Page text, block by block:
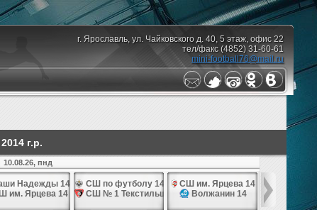
г. Ярославль, ул. Чайковского д. 40, 5 этаж, офис 22
тел/факс (4852) 31-60-61
mini-football76@mail.ru
г.р.
10.08.26, пнд
Надежды 14
им. Ярцева 14
СШ по футболу 14
СШ № 1 Текстильщик 14
СШ им. Ярцева 14
Волжанин 14